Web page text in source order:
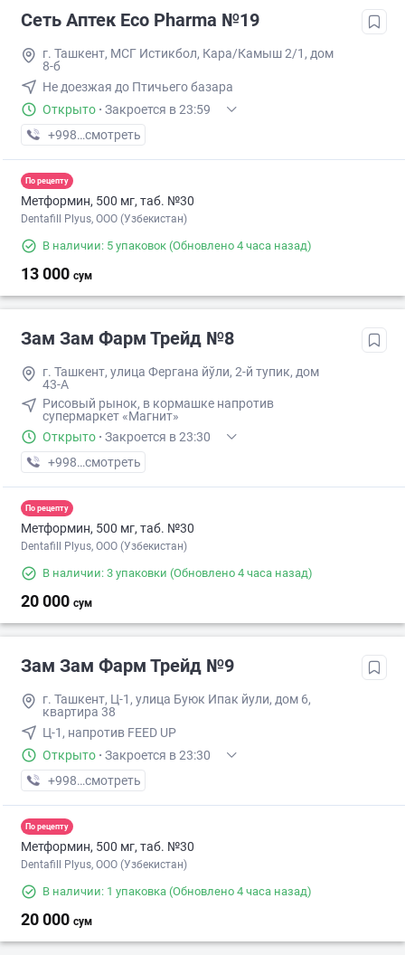
Сеть Аптек Eco Pharma №19
г. Ташкент, МСГ Истикбол, Кара/Камыш 2/1, дом
8-б
Не доезжая до Птичьего базара
Открыто · Закроется в 23:59
+998 (55) XXX-XX-XX
смотреть
По рецепту
Метформин, 500 мг, таб. №30
Dentafill Plyus, ООО (Узбекистан)
В наличии: 5 упаковок (Обновлено 4 часа назад)
13 000 сум
Зам Зам Фарм Трейд №8
г. Ташкент, улица Фергана йўли, 2-й тупик, дом
43-А
Рисовый рынок, в кормашке напротив
супермаркет «Магнит»
Открыто · Закроется в 23:30
+998 (88) XXX-XX-XX
смотреть
По рецепту
Метформин, 500 мг, таб. №30
Dentafill Plyus, ООО (Узбекистан)
В наличии: 3 упаковки (Обновлено 4 часа назад)
20 000 сум
Зам Зам Фарм Трейд №9
г. Ташкент, Ц-1, улица Буюк Ипак йули, дом 6,
квартира 38
Ц-1, напротив FEED UP
Открыто · Закроется в 23:30
+998 (91) XXX-XX-XX
смотреть
По рецепту
Метформин, 500 мг, таб. №30
Dentafill Plyus, ООО (Узбекистан)
В наличии: 1 упаковка (Обновлено 4 часа назад)
20 000 сум